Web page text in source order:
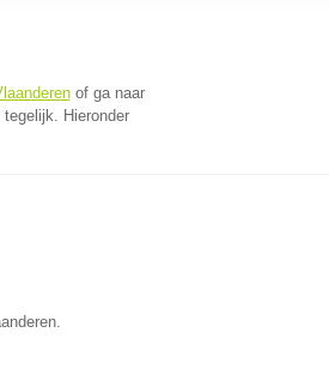
of ga naar
Hieronder